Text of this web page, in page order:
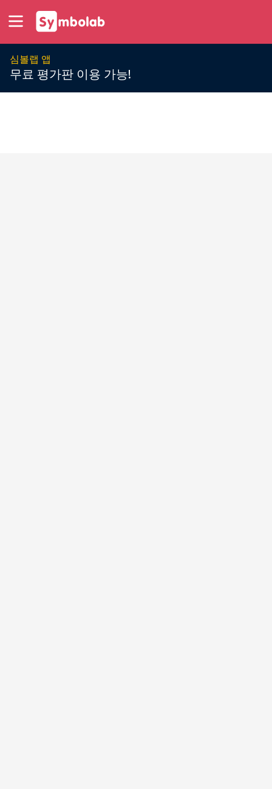
심볼랩 앱
무료 평가판 이용 가능!